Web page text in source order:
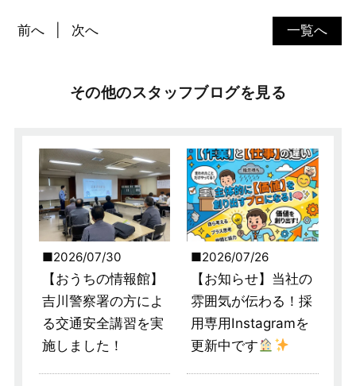
一覧へ
前へ 次へ
その他のスタッフブログを見る
2026/07/30
【おうちの情報館】
吉川警察署の方によ
る交通安全講習を実
施しました！
2026/07/26
【お知らせ】当社の
雰囲気が伝わる！採
用専用Instagramを
更新中です